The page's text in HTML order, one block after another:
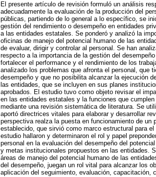
El presente artículo de revisión formuló un análisis
adecuadamente la evaluación de la producción del
públicas, partiendo de lo general a lo específico, se
gestión del rendimiento o desempeño en entidades
a las entidades estatales. Se ponderó y analizó la
oficinas de manejo del potencial humano de las
de evaluar, dirigir y controlar al personal. Se han
respecto a la importancia de la gestión del
fortalecer el performance y el rendimiento de los
analizado los problemas que afronta el personal, que
desempeño y que no posibilita alcanzar la ejecución
las entidades, que se incluyen en sus planes
aprobados. El estudio tuvo como objeto revisar el
en las entidades estatales y la funciones que
mediante una revisión sistemática de literatura. Se
aportó directrices vitales para elaborar y desarrollar
perspectiva realza la puesta en funcionamiento de un
establecido, que sirvió como marco estructural para
estudio hallaron y determinaron el rol y papel
personal en la evaluación del desempeño del
y metas institucionales propuestos en las entidades.
áreas de manejo del potencial humano de las
del desempeño, juegan un rol vital para alcanzar los
aplicación del seguimiento, evaluación, capacitación,